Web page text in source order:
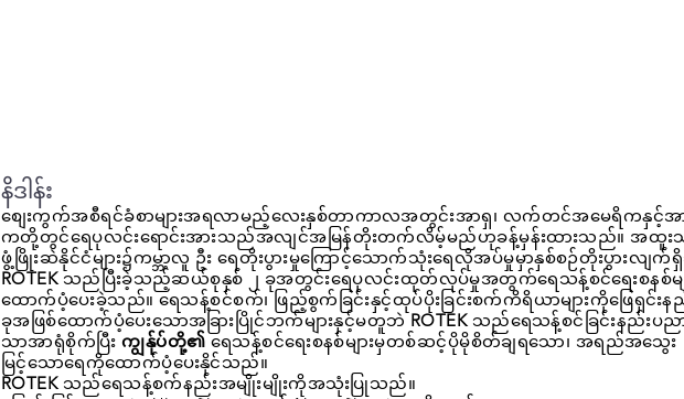
နိဒါန်း
စျေးကွက်အစီရင်ခံစာများအရလာမည့်လေးနှစ်တာကာလအတွင်းအာရှ၊ လက်တင်အမေရိကနှင့်အ
ကတို့တွင်ရေပုလင်းရောင်းအားသည်အလျင်အမြန်တိုးတက်လိမ့်မည်ဟုခန့်မှန်းထားသည်။ အထူးသ
ဖွံ့ဖြိုးဆဲနိုင်ငံများ၌ကမ္ဘာ့လူ ဦး ရေတိုးပွားမှုကြောင့်သောက်သုံးရေလိုအပ်မှုမှာနှစ်စဉ်တိုးပွားလျ
ROTEKသည်ပြီးခဲ့သည့်ဆယ်စုနှစ် ၂ ခုအတွင်းရေပုလင်းထုတ်လုပ်မှုအတွက်ရေသန့်စင်ရေးစနစ်မျ
ထောက်ပံ့ပေးခဲ့သည်။ ရေသန့်စင်စက်၊ ဖြည့်စွက်ခြင်းနှင့်ထုပ်ပိုးခြင်းစက်ကိရိယာများကိုဖြေရှင်း
ခုအဖြစ်ထောက်ပံ့ပေးသောအခြားပြိုင်ဘက်များနှင့်မတူဘဲROTEKသည်ရေသန့်စင်ခြင်းနည်းပ
သာအာရုံစိုက်ပြီးကျွန်ုပ်တို့၏ရေသန့်စင်ရေးစနစ်များမှတစ်ဆင့်ပိုမိုစိတ်ချရသော၊ အရည်အသွေး
မြင့်သောရေကိုထောက်ပံ့ပေးနိုင်သည်။
ROTEKသည်ရေသန့်စက်နည်းအမျိုးမျိုးကိုအသုံးပြုသည်။